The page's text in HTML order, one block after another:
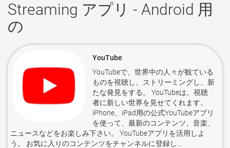
Streaming アプリ - Android 用
の
YouTube
YouTubeで、世界中の人々が観ている
ものを視聴し、ストリーミングし、新
たな発見をする。 YouTubeは、視聴
者に新しい世界を見せてくれます。
iPhone、iPad用の公式YouTubeアプリ
を使って、最新のコンテンツ、音楽、
ニュースなどをお楽しみ下さい。 YouTubeアプリを活用しよ
う。 お気に入りのコンテンツをチャンネルに登録し...